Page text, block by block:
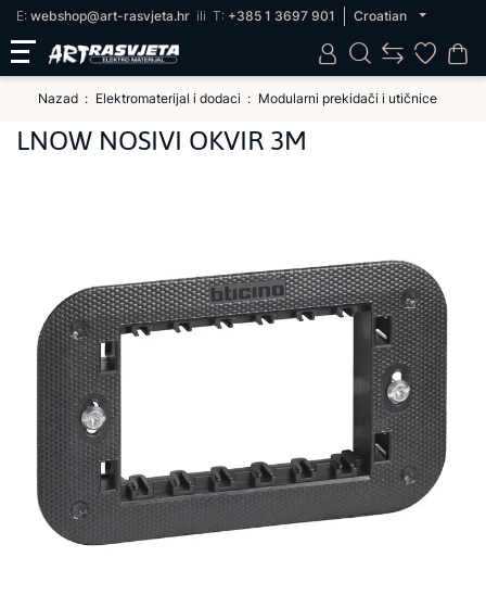
E: webshop@art-rasvjeta.hr ili T: +385 1 3697 901 Croatian
Nazad Elektromaterijal i dodaci Modularni prekidači i utičnice
LNOW NOSIVI OKVIR 3M